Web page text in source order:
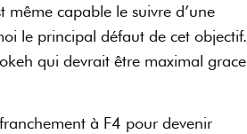
même capable le suivre d’une
le principal défaut de cet objectif.
qui devrait être maximal grace
à F4 pour devenir